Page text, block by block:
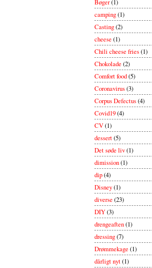
Bøger(1)
camping(1)
Casting(2)
cheese(1)
Chili cheese fries(1)
Chokolade(2)
Comfort food(5)
Coronavirus(3)
Corpus Defectus(4)
Covid19(4)
CV(1)
dessert(5)
Det søde liv(1)
dimission(1)
dip(4)
Disney(1)
diverse(23)
DIY(3)
drengeaften(1)
dressing(7)
Drømmekage(1)
dårligt nyt(1)